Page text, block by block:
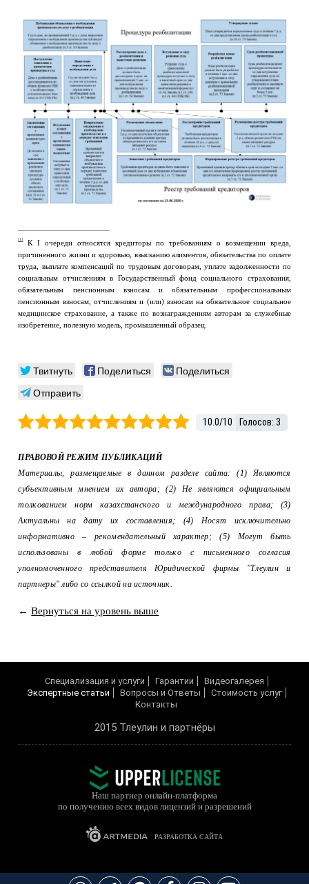
[1]К I очереди относятся кредиторы по требованиям о возмещении вреда,
причиненного жизни и здоровью, взысканию алиментов, обязательства по оплате
труда, выплате компенсаций по трудовым договорам, уплате задолженности по
социальным отчислениям в Государственный фонд социального страхования,
обязательным пенсионным взносам и обязательным профессиональным
пенсионным взносам, отчислениям и (или) взносам на обязательное социальное
медицинское страхование, а также по вознаграждениям авторам за служебные
изобретение, полезную модель, промышленный образец.
Твитнуть Поделиться
Поделиться
Отправить
10.0/10 Голосов:3
ПРАВОВОЙ РЕЖИМ ПУБЛИКАЦИЙ
Материалы, размещаемые в данном разделе сайта: (1) Являются
субъективным мнением их автора; (2) Не являются официальным
толкованием норм казахстанского и международного права; (3)
Актуальны на дату их составления; (4) Носят исключительно
информативно – рекомендательный характер; (5) Могут быть
использованы в любой форме только с письменного согласия
уполномоченного представителя Юридической фирмы "Тлеулин и
партнеры" либо со ссылкой на источник.
←Вернуться на уровень выше
Cпециализация и услуги Гарантии
Видеогалерея
Экспертные статьи
Вопросы и Ответы
Cтоимость услуг
Контакты
2015 Тлеулин и партнёры
Наш партнер онлайн-платформа
по получению всех видов лицензий и разрешений
РАЗРАБОТКА САЙТА